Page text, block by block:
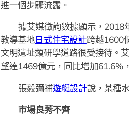
進一個步驟流露。
據艾媒徵詢數據顯示，2018
教導基地日式住宅設計跨越1600
文明遺址類研學道路很受接待。
望達1469億元，同比增加61.6%
張毅彌補遊艇設計說，某種
市場良莠不齊